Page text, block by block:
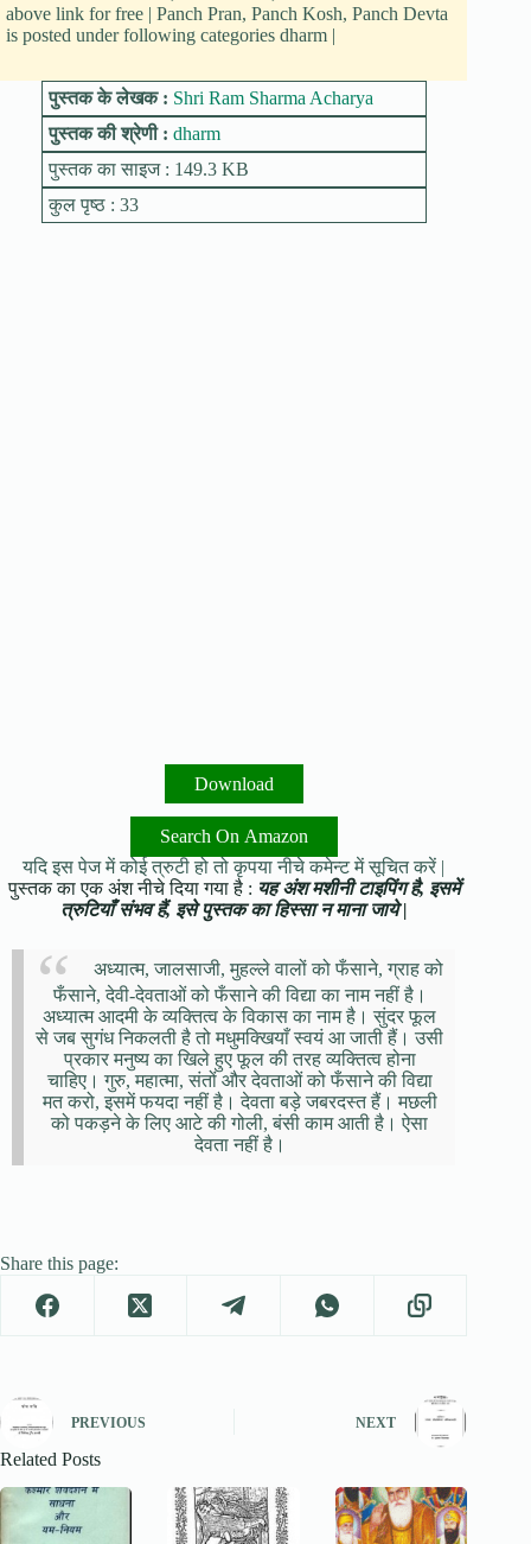
above link for free | Panch Pran, Panch Kosh, Panch Devta
is posted under following categories dharm |
पुस्तक के लेखक : Shri Ram Sharma Acharya
पुस्तक की श्रेणी : dharm
पुस्तक का साइज : 149.3 KB
कुल पृष्ठ : 33
Download
Search On Amazon
यदि इस पेज में कोई त्रुटी हो तो कृपया नीचे कमेन्ट में सूचित करें |
पुस्तक का एक अंश नीचे दिया गया है : यह अंश मशीनी टाइपिंग है, इसमें
त्रुटियाँ संभव हैं, इसे पुस्तक का हिस्सा न माना जाये |
अध्यात्म, जालसाजी, मुहल्ले वालों को फँसाने, ग्राह को
फँसाने, देवी-देवताओं को फँसाने की विद्या का नाम नहीं है।
अध्यात्म आदमी के व्यक्तित्व के विकास का नाम है। सुंदर फूल
से जब सुगंध निकलती है तो मधुमक्खियाँ स्वयं आ जाती हैं। उसी
प्रकार मनुष्य का खिले हुए फूल की तरह व्यक्तित्व होना
चाहिए। गुरु, महात्मा, संतों और देवताओं को फँसाने की विद्या
मत करो, इसमें फयदा नहीं है। देवता बड़े जबरदस्त हैं। मछली
को पकड़ने के लिए आटे की गोली, बंसी काम आती है। ऐसा
देवता नहीं है।
Share this page:
PREVIOUS NEXT
Related Posts